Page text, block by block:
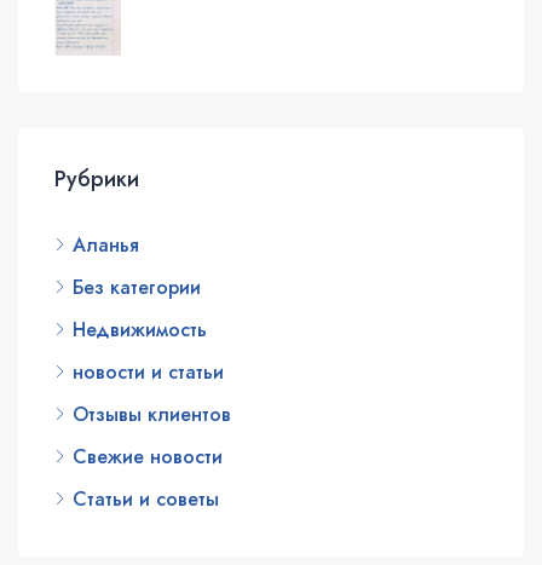
Рубрики
Аланья
Без категории
Недвижимость
новости и статьи
Отзывы клиентов
Свежие новости
Статьи и советы